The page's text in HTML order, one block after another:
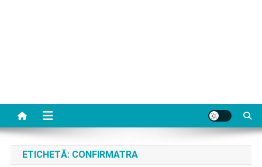
ETICHETĂ: CONFIRMATRA